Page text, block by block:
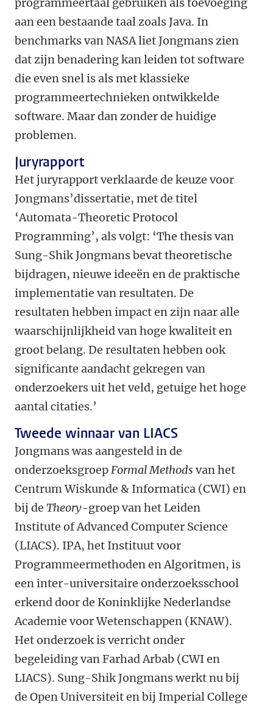
aan een bestaande taal zoals Java. In
benchmarks van NASA liet Jongmans zien
dat zijn benadering kan leiden tot software
die even snel is als met klassieke
programmeertechnieken ontwikkelde
software. Maar dan zonder de huidige
problemen.
Juryrapport
Het juryrapport verklaarde de keuze voor
Jongmans’dissertatie, met de titel
‘Automata-Theoretic Protocol
Programming’, als volgt: ‘The thesis van
Sung-Shik Jongmans bevat theoretische
bijdragen, nieuwe ideeën en de praktische
implementatie van resultaten. De
resultaten hebben impact en zijn naar alle
waarschijnlijkheid van hoge kwaliteit en
groot belang. De resultaten hebben ook
significante aandacht gekregen van
onderzoekers uit het veld, getuige het hoge
aantal citaties.’
Tweede winnaar van LIACS
Jongmans was aangesteld in de
onderzoeksgroepFormal Methods van het
Centrum Wiskunde & Informatica (CWI) en
bij de Theory-groep van het Leiden
Institute of Advanced Computer Science
(LIACS). IPA, het Instituut voor
Programmeermethoden en Algoritmen, is
een inter-universitaire onderzoeksschool
erkend door de Koninklijke Nederlandse
Academie voor Wetenschappen (KNAW).
Het onderzoek is verricht onder
begeleiding van Farhad Arbab (CWI en
LIACS). Sung-Shik Jongmans werkt nu bij
de Open Universiteit en bij Imperial College